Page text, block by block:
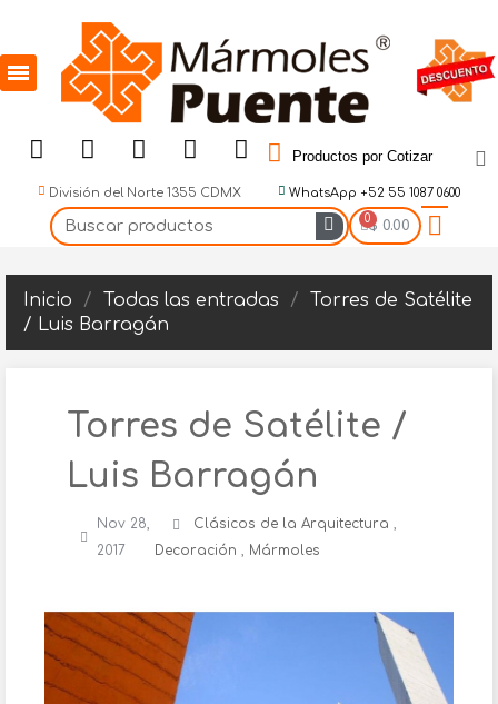
Productos por Cotizar
División del Norte 1355 CDMX WhatsApp +52 55 1087 0600
$ 0.00
Inicio Todas las entradas
Torres de Satélite
/ Luis Barragán
Torres de Satélite /
Luis Barragán
Nov 28,
2017
Clásicos de la Arquitectura,
Decoración, Mármoles